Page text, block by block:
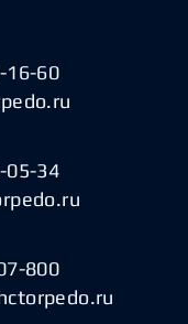
16-60
05-34
800